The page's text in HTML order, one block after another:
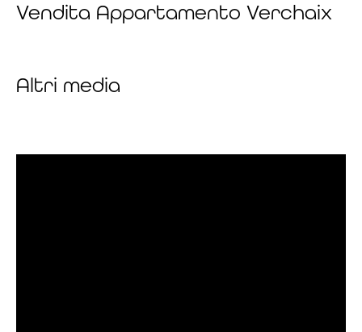
Vendita Appartamento Verchaix
Altri media